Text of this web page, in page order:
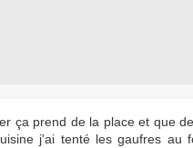
ça prend de la place et que
j'ai tenté les gaufres au